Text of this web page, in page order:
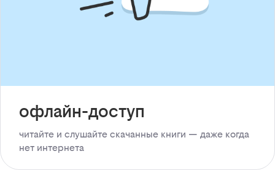
офлайн-доступ
читайте и слушайте скачанные книги — даже когда
нет интернета